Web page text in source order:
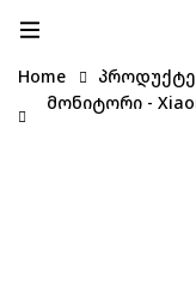
Home
მონიტორი -